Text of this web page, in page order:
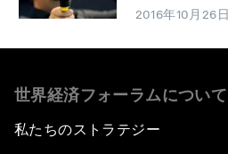
2016年10月26日
世界経済フォーラムについて
私たちのストラテジー